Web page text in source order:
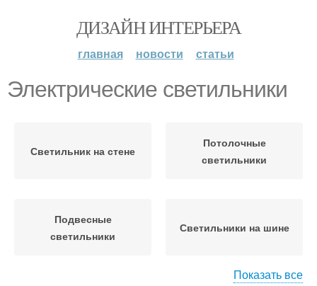
ДИЗАЙН ИНТЕРЬЕРА
главная новости статьи
Электрические светильники
Светильник на стене
Потолочные
светильники
Подвесные
светильники
Светильники на шине
Показать все